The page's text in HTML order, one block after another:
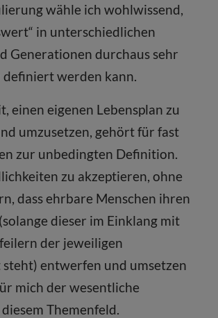
wähle ich wohlwissend,
in unterschiedlichen
Generationen durchaus sehr
definiert werden kann.
einen eigenen Lebensplan zu
umzusetzen, gehört für fast
zur unbedingten Definition.
zu akzeptieren, ohne
dass ehrbare Menschen ihren
dieser im Einklang mit
der jeweiligen
steht) entwerfen und umsetzen
mich der wesentliche
Themenfeld.